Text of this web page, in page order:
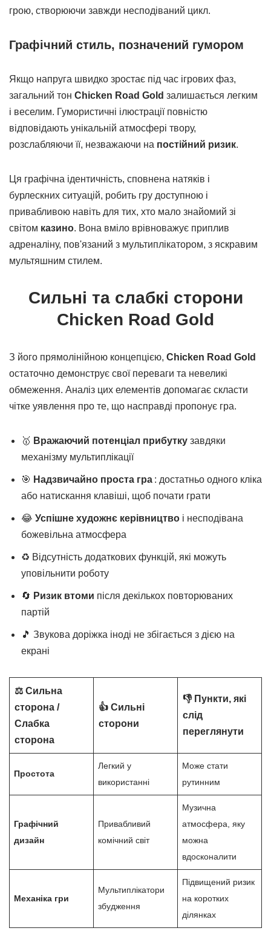
грою, створюючи завжди несподіваний цикл.
Графічний стиль, позначений гумором
Якщо напруга швидко зростає під час ігрових фаз,
загальний тон Chicken Road Gold залишається легким
і веселим. Гумористичні ілюстрації повністю
відповідають унікальній атмосфері твору,
розслабляючи її, незважаючи на постійний ризик.
Ця графічна ідентичність, сповнена натяків і
бурлескних ситуацій, робить гру доступною і
привабливою навіть для тих, хто мало знайомий зі
світом казино. Вона вміло врівноважує приплив
адреналіну, пов'язаний з мультиплікатором, з яскравим
мультяшним стилем.
Сильні та слабкі сторони
Chicken Road Gold
З його прямолінійною концепцією, Chicken Road Gold
остаточно демонструє свої переваги та невеликі
обмеження. Аналіз цих елементів допомагає скласти
чітке уявлення про те, що насправді пропонує гра.
🥇 Вражаючий потенціал прибутку завдяки
механізму мультиплікації
🎯 Надзвичайно проста гра : достатньо одного кліка
або натискання клавіші, щоб почати грати
😂 Успішне художнє керівництво і несподівана
божевільна атмосфера
♻️ Відсутність додаткових функцій, які можуть
уповільнити роботу
🔄 Ризик втоми після декількох повторюваних
партій
🎵 Звукова доріжка іноді не збігається з дією на
екрані
⚖️ Сильна
сторона /
Слабка
сторона
👍 Сильні
сторони
👎 Пункти, які
слід
переглянути
Простота
Легкий у
використанні
Може стати
рутинним
Графічний
дизайн
Привабливий
комічний світ
Музична
атмосфера, яку
можна
вдосконалити
Механіка гри
Мультиплікатори
збудження
Підвищений ризик
на коротких
ділянках